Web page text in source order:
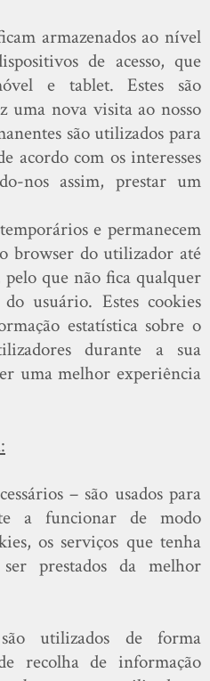
armazenados ao nível
de acesso, que
e tablet. Estes são
uma nova visita ao nosso
são utilizados para
acordo com os interesses
nos assim, prestar um
e permanecem
browser do utilizador até
pelo que não fica qualquer
usuário. Estes cookies
estatística sobre o
durante a sua
uma melhor experiência
– são usados para
a funcionar de modo
os serviços que tenha
prestados da melhor
utilizados de forma
recolha de informação